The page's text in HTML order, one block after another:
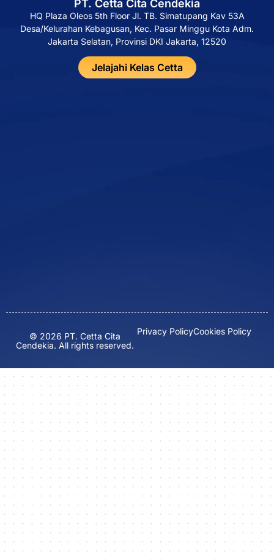
PT. Cetta Cita Cendekia
HQ Plaza Oleos 5th Floor Jl. TB. Simatupang Kav 53A
Desa/Kelurahan Kebagusan, Kec. Pasar Minggu Kota Adm.
Jakarta Selatan, Provinsi DKI Jakarta, 12520
Jelajahi Kelas Cetta
© 2026 PT. Cetta Cita
Cendekia. All rights reserved.
Privacy PolicyCookies Policy